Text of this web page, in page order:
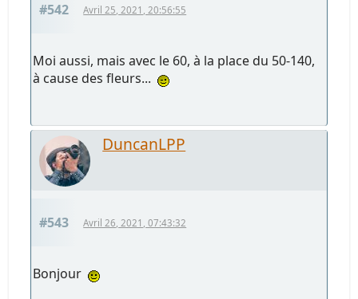
#542 Avril 25, 2021, 20:56:55
Moi aussi, mais avec le 60, à la place du 50-140,
à cause des fleurs...
DuncanLPP
#543 Avril 26, 2021, 07:43:32
Bonjour